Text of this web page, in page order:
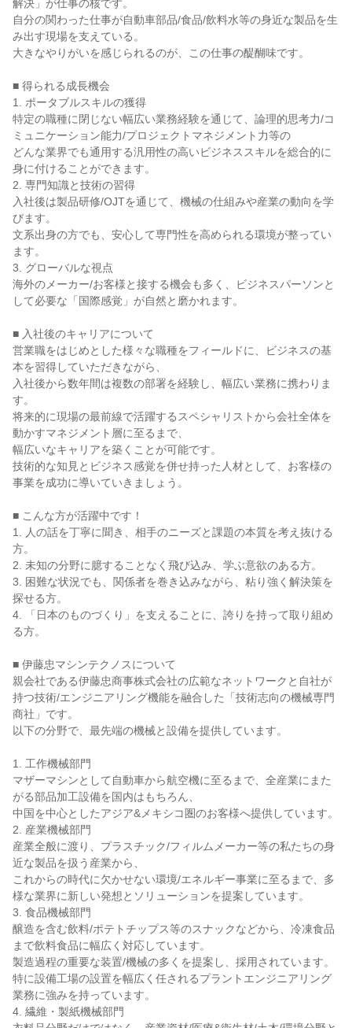
解決」が仕事の核です。
自分の関わった仕事が自動車部品/食品/飲料水等の身近な製品を生
み出す現場を支えている。
大きなやりがいを感じられるのが、この仕事の醍醐味です。
■ 得られる成長機会
1. ポータブルスキルの獲得
特定の職種に閉じない幅広い業務経験を通じて、論理的思考力/コ
ミュニケーション能力/プロジェクトマネジメント力等の
どんな業界でも通用する汎用性の高いビジネススキルを総合的に
身に付けることができます。
2. 専門知識と技術の習得
入社後は製品研修/OJTを通じて、機械の仕組みや産業の動向を学
びます。
文系出身の方でも、安心して専門性を高められる環境が整ってい
ます。
3. グローバルな視点
海外のメーカー/お客様と接する機会も多く、ビジネスパーソンと
して必要な「国際感覚」が自然と磨かれます。
■ 入社後のキャリアについて
営業職をはじめとした様々な職種をフィールドに、ビジネスの基
本を習得していただきながら、
入社後から数年間は複数の部署を経験し、幅広い業務に携わりま
す。
将来的に現場の最前線で活躍するスペシャリストから会社全体を
動かすマネジメント層に至るまで、
幅広いなキャリアを築くことが可能です。
技術的な知見とビジネス感覚を併せ持った人材として、お客様の
事業を成功に導いていきましょう。
■ こんな方が活躍中です！
1. 人の話を丁寧に聞き、相手のニーズと課題の本質を考え抜ける
方。
2. 未知の分野に臆することなく飛び込み、学ぶ意欲のある方。
3. 困難な状況でも、関係者を巻き込みながら、粘り強く解決策を
探せる方。
4. 「日本のものづくり」を支えることに、誇りを持って取り組め
る方。
■ 伊藤忠マシンテクノスについて
親会社である伊藤忠商事株式会社の広範なネットワークと自社が
持つ技術/エンジニアリング機能を融合した「技術志向の機械専門
商社」です。
以下の分野で、最先端の機械と設備を提供しています。
1. 工作機械部門
マザーマシンとして自動車から航空機に至るまで、全産業にまた
がる部品加工設備を国内はもちろん、
中国を中心としたアジア&メキシコ圏のお客様へ提供しています。
2. 産業機械部門
産業全般に渡り、プラスチック/フィルムメーカー等の私たちの身
近な製品を扱う産業から、
これからの時代に欠かせない環境/エネルギー事業に至るまで、多
様な業界に新しい発想とソリューションを提案しています。
3. 食品機械部門
醸造を含む飲料/ポテトチップス等のスナックなどから、冷凍食品
まで飲料食品に幅広く対応しています。
製造過程の重要な装置/機械の多くを提案し、採用されています。
特に設備工場の設置を幅広く任されるプラントエンジニアリング
業務に強みを持っています。
4. 繊維・製紙機械部門